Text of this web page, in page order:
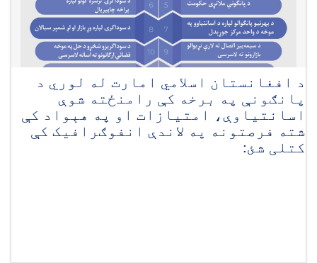
د افغانستان اسلامي امارت له لوري د
پانګونې په برخه کې رامنځته شوې
اسانتیاوې، امتیازات او په هېواد کې
شته فرصتونه په لاندې انفوګرافیک کې
کتلی شئ: